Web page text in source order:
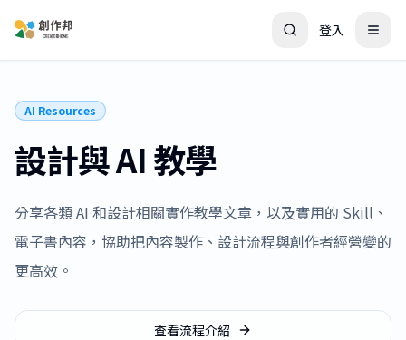
登入
AI Resources
設計與 AI 教學
分享各類 AI 和設計相關實作教學文章，以及實用的 Skill、
電子書內容，協助把內容製作、設計流程與創作者經營變的
更高效。
查看流程介紹